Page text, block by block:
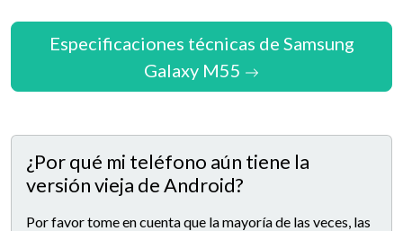
Especificaciones técnicas de Samsung
Galaxy M55
¿Por qué mi teléfono aún tiene la
versión vieja de Android?
Por favor tome en cuenta que la mayoría de las veces, las